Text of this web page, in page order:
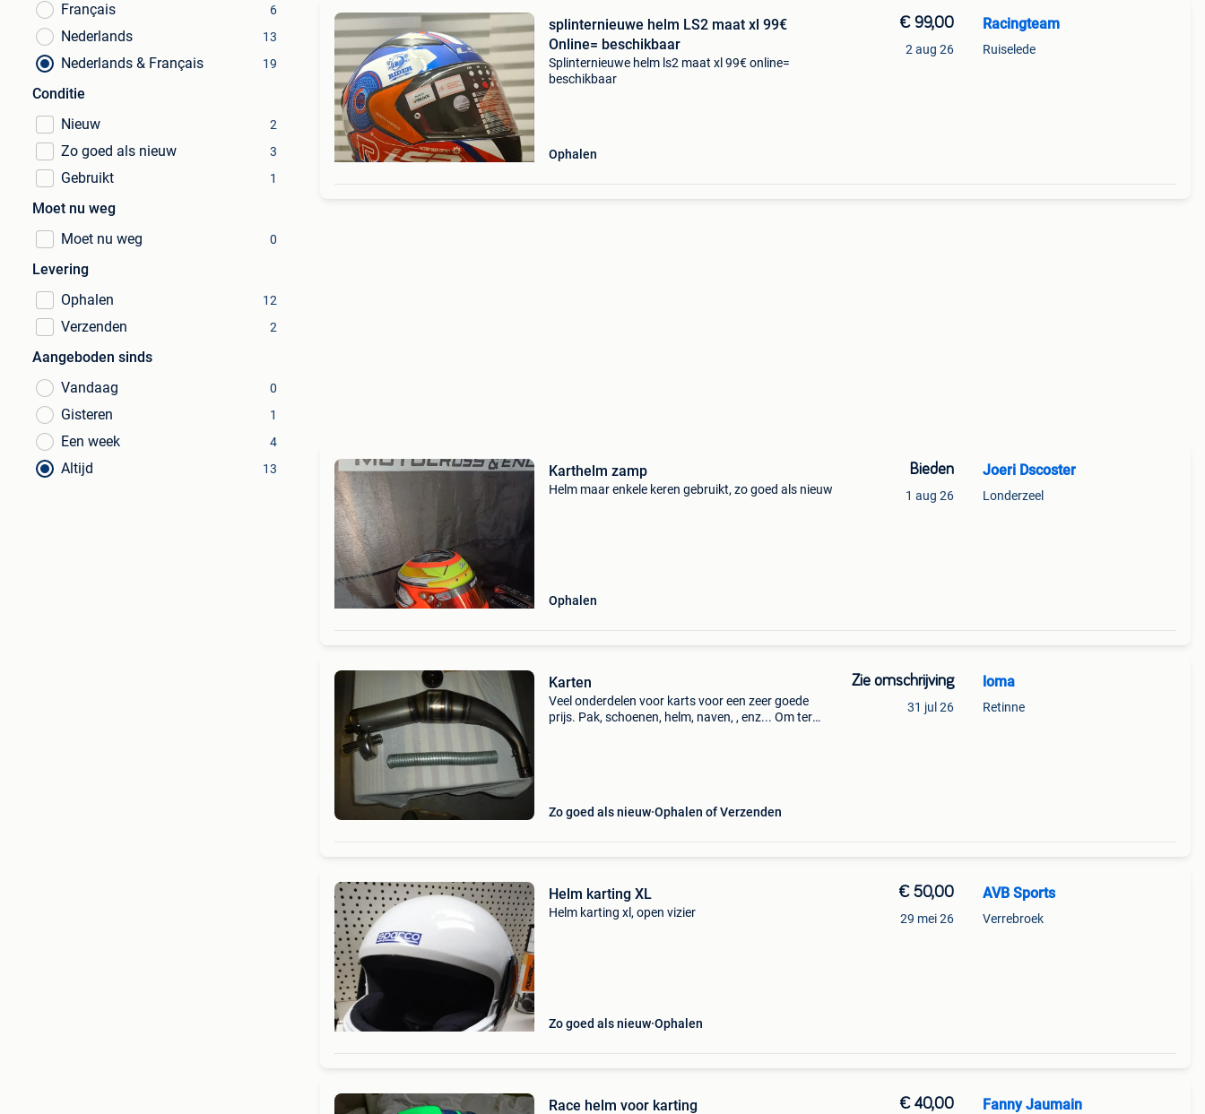
Français
6
Nederlands 13
Nederlands & Français 19
Conditie
Nieuw
2
Zo goed als nieuw 3
Gebruikt 1
Moet nu weg
Moet nu weg
0
Levering
Ophalen
12
Verzenden 2
Aangeboden sinds
Vandaag
0
Gisteren 1
Een week 4
Altijd 13
splinternieuwe helm LS2 maat xl 99€
Online= beschikbaar
Splinternieuwe helm ls2 maat xl 99€ online=
beschikbaar
Ophalen
€ 99,00
2 aug 26
Racingteam
Ruiselede
Karthelm zamp
Helm maar enkele keren gebruikt, zo goed als nieuw
Ophalen
Bieden
1 aug 26
Joeri Dscoster
Londerzeel
Karten
Veel onderdelen voor karts voor een zeer goede
prijs. Pak, schoenen, helm, naven, , enz... Om ter
Zo goed als nieuw Ophalen of Verzenden
Zie omschrijving
31 jul 26
loma
Retinne
Helm karting XL
Helm karting xl, open vizier
Zo goed als nieuw Ophalen
€ 50,00
29 mei 26
AVB Sports
Verrebroek
Race helm voor karting € 40,00 Fanny Jaumain